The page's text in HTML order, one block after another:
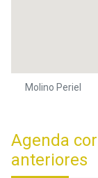
Molino Periel
Agenda
anteriores